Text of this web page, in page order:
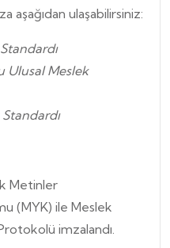
aşağıdan ulaşabilirsiniz:
Ulusal Meslek
Metinler
(MYK) ile Meslek
imzalandı.